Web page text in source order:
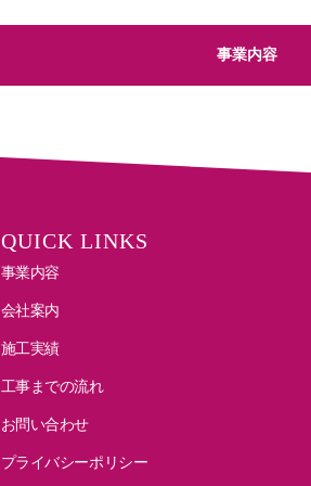
事業内容
QUICK LINKS
事業内容
会社案内
施工実績
工事までの流れ
お問い合わせ
プライバシーポリシー